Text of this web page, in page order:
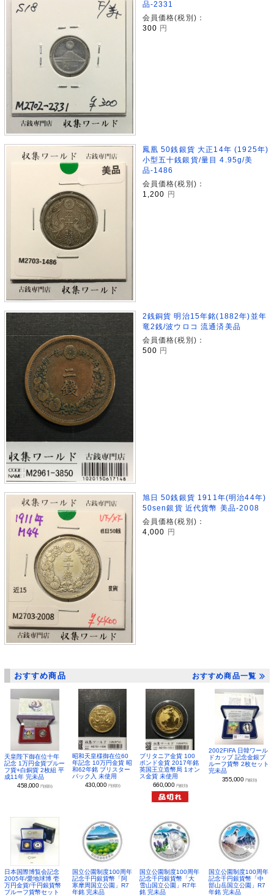
品-2331
会員価格(税別)：
300 円
鳳凰 50銭銀貨 大正14年 (1925年)
小型五十銭銀貨/量目 4.95g/美
品-1486
会員価格(税別)：
1,200 円
2銭銅貨 明治15年銘(1882年)並年
竜2銭/波ウロコ 流通済美品
会員価格(税別)：
500 円
旭日 50銭銀貨 1911年(明治44年)
50sen銀貨 近代貨幣 美品-2008
会員価格(税別)：
4,000
円
おすすめ商品 おすすめ商品一覧
天皇陛下御在位十年
記念 1万円金貨プルー
フ貨+白銅貨 2枚組 平
成11年 完未品
458,000 円(税別)
昭和天皇様御在位60
年記念 10万円金貨 昭
和62年銘 ブリスター
パック入 未使用
430,000 円(税別)
ブリタニア金貨 100
ポンド金貨 2017年銘
英国王立造幣局 1オン
ス金貨 未使用
660,000 円(税別)
2002FIFA 日韓ワール
ドカップ 記念金銀プ
ルーフ貨幣 2枚セット
完未品
355,000 円(税別)
日本国際博覧会記念
2005年/愛地球博 壱
万円金貨/千円銀貨幣
プルーフ貨幣セット
国立公園制度100周年
記念千円銀貨幣「阿
寒摩周国立公園」R7
年銘 完未品
国立公園制度100周年
記念千円銀貨幣「大
雪山国立公園」R7年
銘 完未品
国立公園制度100周年
記念千円銀貨幣「中
部山岳国立公園」R7
年銘 完未品